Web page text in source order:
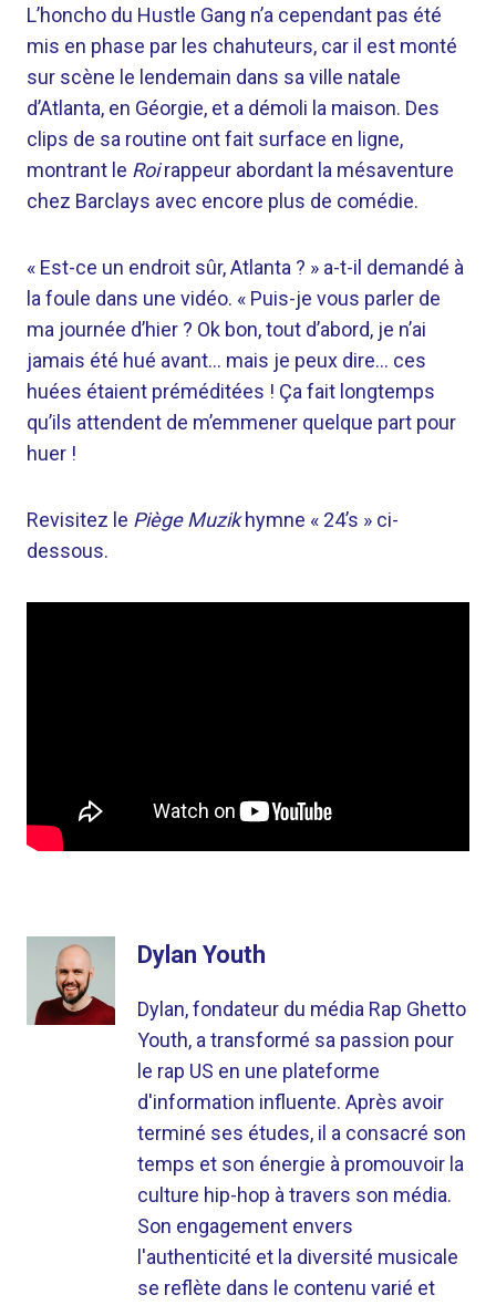
L’honcho du Hustle Gang n’a cependant pas été
mis en phase par les chahuteurs, car il est monté
sur scène le lendemain dans sa ville natale
d’Atlanta, en Géorgie, et a démoli la maison. Des
clips de sa routine ont fait surface en ligne,
montrant le Roirappeur abordant la mésaventure
chez Barclays avec encore plus de comédie.
« Est-ce un endroit sûr, Atlanta ? » a-t-il demandé à
la foule dans une vidéo. « Puis-je vous parler de
ma journée d’hier ? Ok bon, tout d’abord, je n’ai
jamais été hué avant… mais je peux dire… ces
huées étaient préméditées ! Ça fait longtemps
qu’ils attendent de m’emmener quelque part pour
huer !
Revisitez le Piège Muzikhymne « 24’s » ci-
dessous.
Dylan Youth
Dylan, fondateur du média Rap Ghetto
Youth, a transformé sa passion pour
le rap US en une plateforme
d'information influente. Après avoir
terminé ses études, il a consacré son
temps et son énergie à promouvoir la
culture hip-hop à travers son média.
Son engagement envers
l'authenticité et la diversité musicale
se reflète dans le contenu varié et